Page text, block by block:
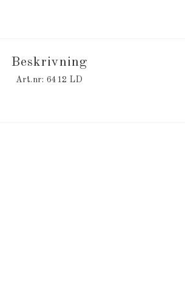
Beskrivning
Art.nr: 6412 LD